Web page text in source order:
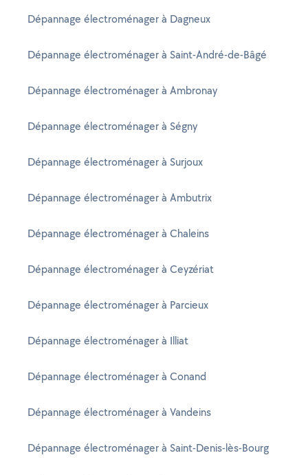
Dépannage électroménager à Dagneux
Dépannage électroménager à Saint-André-de-Bâgé
Dépannage électroménager à Ambronay
Dépannage électroménager à Ségny
Dépannage électroménager à Surjoux
Dépannage électroménager à Ambutrix
Dépannage électroménager à Chaleins
Dépannage électroménager à Ceyzériat
Dépannage électroménager à Parcieux
Dépannage électroménager à Illiat
Dépannage électroménager à Conand
Dépannage électroménager à Vandeins
Dépannage électroménager à Saint-Denis-lès-Bourg